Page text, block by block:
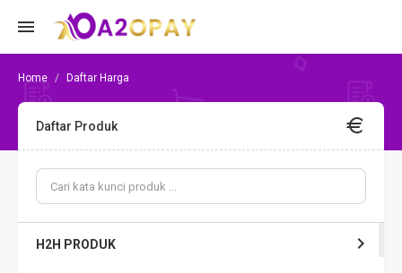
Daftar Harga
Daftar Produk
H2H PRODUK